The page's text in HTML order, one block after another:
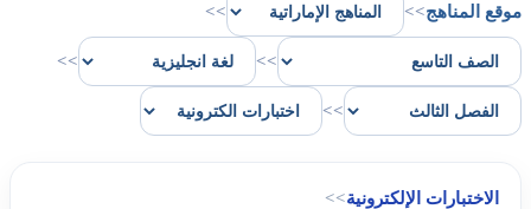
موقع المناهج>>
>>
>>
>>
>>
الاختبارات الإلكترونية>>